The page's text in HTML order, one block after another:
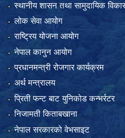
स्थानीय शासन तथा सामुदायिक
लोक सेवा आयोग
राष्ट्रिय योजना आयोग
नेपाल कानुन आयोग
प्रधानमन्त्री रोजगार कार्यक्रम
अर्थ मन्त्रालय
प्रिती फन्ट बाट युनिकोड कन्भर्रटर
निजामती किताबखाना
नेपाल सरकारको वेभसाइट